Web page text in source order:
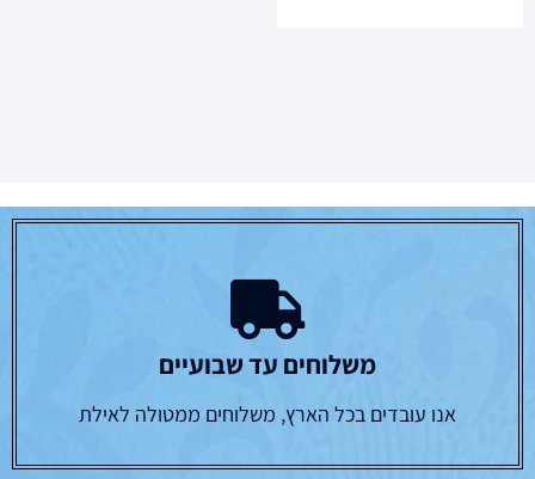
משלוחים עד שבועיים
אנו עובדים בכל הארץ, משלוחים ממטולה לאילת